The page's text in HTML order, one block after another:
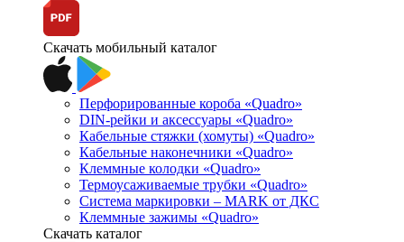
Скачать мобильный каталог
Перфорированные короба «Quadro»
DIN-рейки и аксессуары «Quadro»
Кабельные стяжки (хомуты) «Quadro»
Кабельные наконечники «Quadro»
Клеммные колодки «Quadro»
Термоусаживаемые трубки «Quadro»
Система маркировки – MARK от ДКС
Клеммные зажимы «Quadro»
Скачать каталог